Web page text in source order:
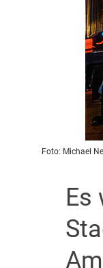
Foto: Michael
Es